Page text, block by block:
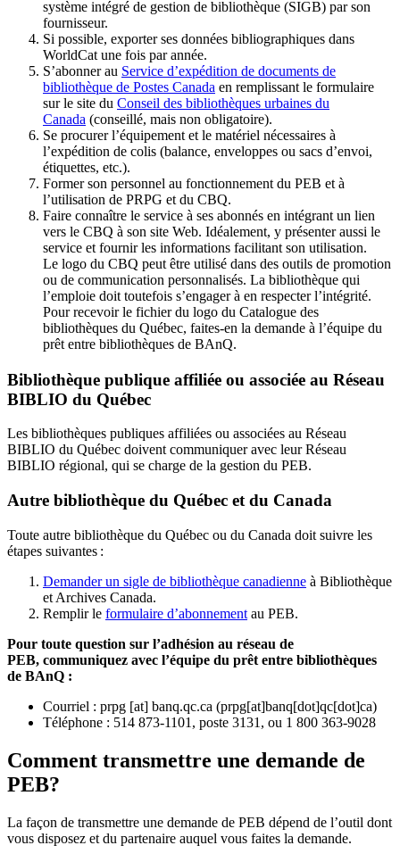
système intégré de gestion de bibliothèque (SIGB) par son
fournisseur.
Si possible, exporter ses données bibliographiques dans
WorldCat une fois par année.
S’abonner au Service d’expédition de documents de
bibliothèque de Postes Canada en remplissant le formulaire
sur le site du Conseil des bibliothèques urbaines du
Canada (conseillé, mais non obligatoire).
Se procurer l’équipement et le matériel nécessaires à
l’expédition de colis (balance, enveloppes ou sacs d’envoi,
étiquettes, etc.).
Former son personnel au fonctionnement du PEB et à
l’utilisation de PRPG et du CBQ.
Faire connaître le service à ses abonnés en intégrant un lien
vers le CBQ à son site Web. Idéalement, y présenter aussi le
service et fournir les informations facilitant son utilisation.
Le logo du CBQ peut être utilisé dans des outils de promotion
ou de communication personnalisés. La bibliothèque qui
l’emploie doit toutefois s’engager à en respecter l’intégrité.
Pour recevoir le fichier du logo du Catalogue des
bibliothèques du Québec, faites-en la demande à l’équipe du
prêt entre bibliothèques de BAnQ.
Bibliothèque publique affiliée ou associée au Réseau
BIBLIO du Québec
Les bibliothèques publiques affiliées ou associées au Réseau
BIBLIO du Québec doivent communiquer avec leur Réseau
BIBLIO régional, qui se charge de la gestion du PEB.
Autre bibliothèque du Québec et du Canada
Toute autre bibliothèque du Québec ou du Canada doit suivre les
étapes suivantes :
Demander un sigle de bibliothèque canadienne à Bibliothèque
et Archives Canada.
Remplir le formulaire d’abonnement au PEB.
Pour toute question sur l’adhésion au réseau de
PEB, communiquez avec l’équipe du prêt entre bibliothèques
de BAnQ :
Courriel : prpg [at] banq.qc.ca (prpg[at]banq[dot]qc[dot]ca)
Téléphone : 514 873-1101, poste 3131, ou 1 800 363-9028
Comment transmettre une demande de
PEB?
La façon de transmettre une demande de PEB dépend de l’outil dont
vous disposez et du partenaire auquel vous faites la demande.